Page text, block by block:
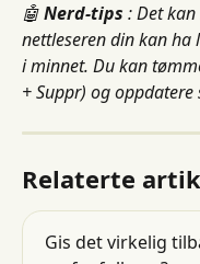
🤖Nerd-tips : Det
nettleseren din kan ha
i minnet. Du kan
+ Suppr) og oppdatere
Relaterte
Gis det virkelig